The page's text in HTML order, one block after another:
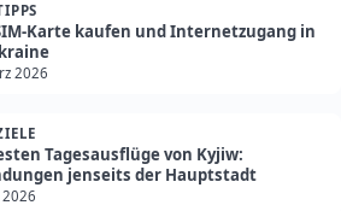
Karte kaufen und Internetzugang in
2026
Tagesausflüge von Kyjiw:
jenseits der Hauptstadt
2026